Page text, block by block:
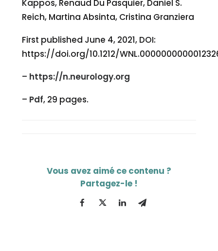
Kappos, Renaud Du Pasquier, Daniel S.
Reich, Martina Absinta, Cristina Granziera
First published June 4, 2021, DOI:
https://doi.org/10.1212/
– https://n.neurology.org
– Pdf, 29 pages.